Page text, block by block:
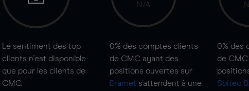
Le sentiment des top
clients n'est disponible
que pour les clients de
CMC.
N/A
0% des comptes clients
de CMC ayant des
positions ouvertes sur
Eramet s'attendent à une
0% des
de
Soitec